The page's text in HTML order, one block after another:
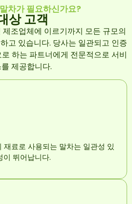
차가 필요하신가요?
상 고객
조업체에 이르기까지 모든 규모의
고 있습니다. 당사는 일관되고 인증
하는 파트너에게 전문적으로 서비
제공합니다.
재료로 사용되는 말차는 일관성 있
이 뛰어납니다.